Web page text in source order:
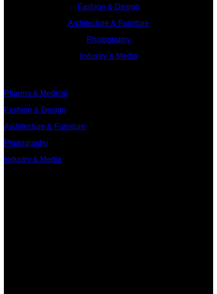
Fashion & Design
Architecture & Furniture
Photography
Industry & Media
Pharma & Medical
Fashion & Design
Architecture & Furniture
Photography
Industry & Media